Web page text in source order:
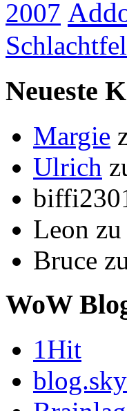
2007
Neueste
Margie
Ulrich
Leon zu
Bruce zu
WoW
1Hit